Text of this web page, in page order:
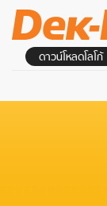
ดาวน์โหลดโลโก้